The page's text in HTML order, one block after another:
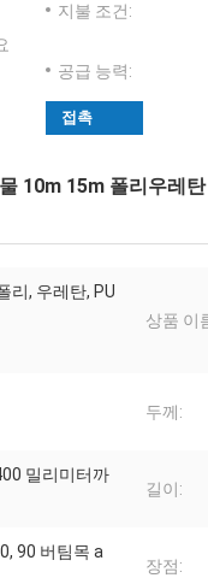
지불 조건:
공급 능력:
접촉
10m 15m 폴리우레
리, 우레탄, PU
상품 이
두께:
밀리미터까
길이:
90 버팀목 a
장점: